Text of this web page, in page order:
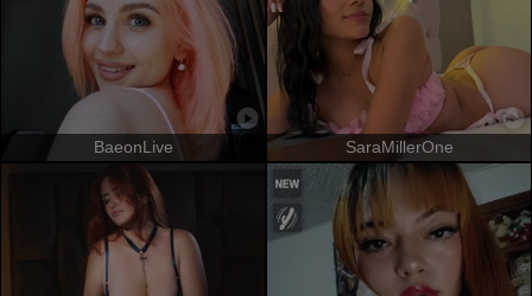
BaeonLive SaraMillerOne